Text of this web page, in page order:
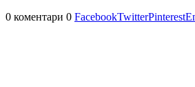
0 коментари 0 FacebookTwitterPinterest